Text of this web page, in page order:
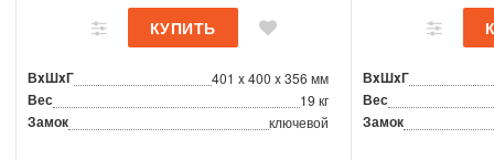
ВxШxГ 401 x 400 x 356 мм
Вес 19 кг
Замок ключевой
ВxШxГ
Вес
Замок